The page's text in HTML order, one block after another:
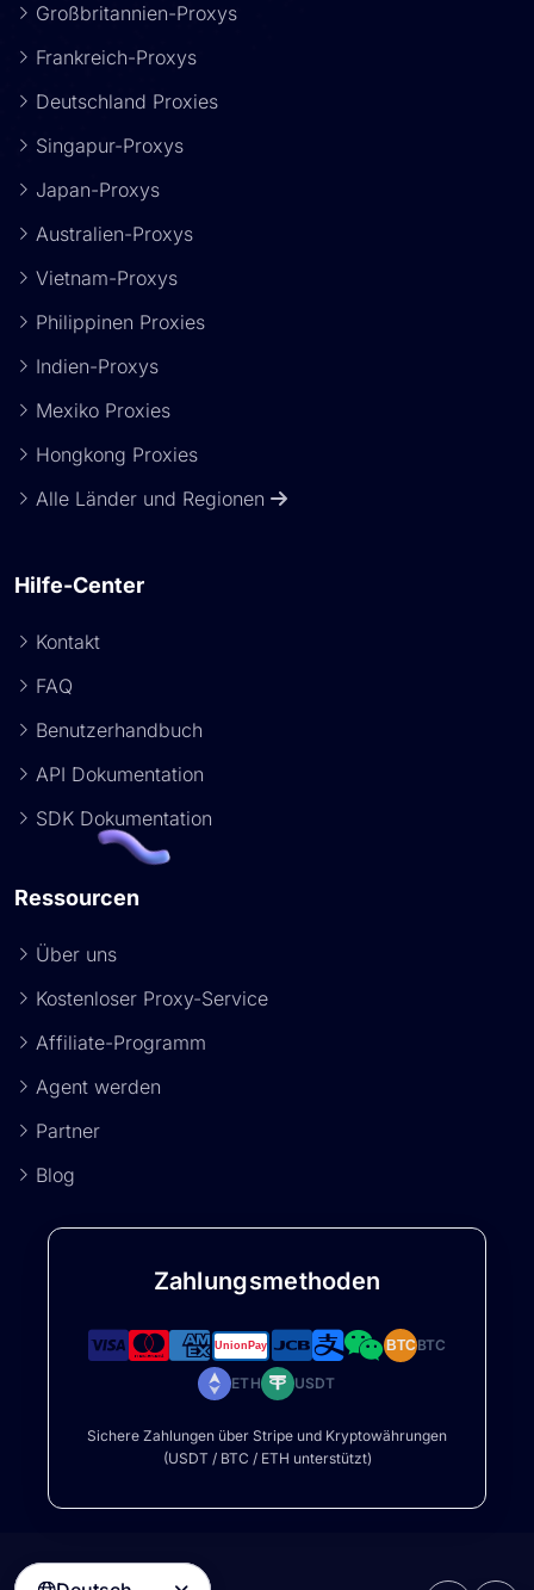
Großbritannien-Proxys
Frankreich-Proxys
Deutschland Proxies
Singapur-Proxys
Japan-Proxys
Australien-Proxys
Vietnam-Proxys
Philippinen Proxies
Indien-Proxys
Mexiko Proxies
Hongkong Proxies
Alle Länder und Regionen
Hilfe-Center
Kontakt
FAQ
Benutzerhandbuch
API Dokumentation
SDK Dokumentation
Ressourcen
Über uns
Kostenloser Proxy-Service
Affiliate-Programm
Agent werden
Partner
Blog
Zahlungsmethoden
BTCBTC
ETH USDT
Sichere Zahlungen über Stripe und Kryptowährungen
(USDT / BTC / ETH unterstützt)